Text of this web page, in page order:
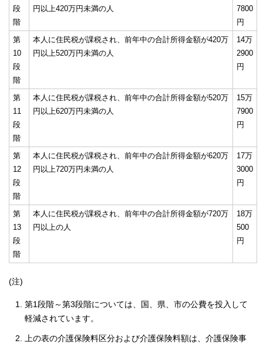
段
階
円以上420万円未満の人
7800
円
第
10
段
階
本人に住民税が課税され、前年中の合計所得金額が420万
円以上520万円未満の人
14万
2900
円
第
11
段
階
本人に住民税が課税され、前年中の合計所得金額が520万
円以上620万円未満の人
15万
7900
円
第
12
段
階
本人に住民税が課税され、前年中の合計所得金額が620万
円以上720万円未満の人
17万
3000
円
第
13
段
階
本人に住民税が課税され、前年中の合計所得金額が720万
円以上の人
18万
500
円
(注)
第1段階～第3段階については、国、県、市の公費を投入して
軽減されています。
上の表の介護保険料区分および介護保険料額は、介護保険事